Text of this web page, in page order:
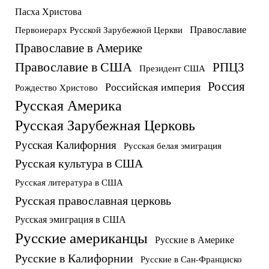
Пасха Христова
Первоиерарх Русской Зарубежной Церкви Православие
Православие в Америке
Православие в США Президент США РПЦЗ
Рождество Христово Российская империя Россия
Русская Америка
Русская Зарубежная Церковь
Русская Калифорния Русская белая эмиграция
Русская культура в США
Русская литература в США
Русская православная церковь
Русская эмиграция в США
Русские американцы Русские в Америке
Русские в Калифорнии Русские в Сан-Франциско